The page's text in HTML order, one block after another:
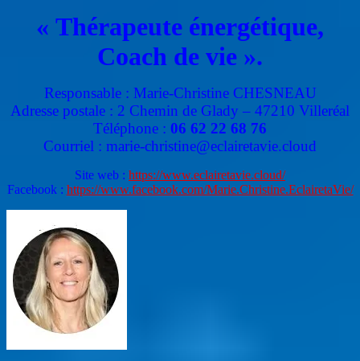
« Thérapeute énergétique,
Coach de vie ».
Responsable : Marie-Christine CHESNEAU
Adresse postale : 2 Chemin de Glady – 47210 Villeréal
Téléphone : 06 62 22 68 76
Courriel : marie-christine@eclairetavie.cloud
Site web : https://www.eclairetavie.cloud/
Facebook : https://www.facebook.com/Marie.Christine.EclairetaVie/